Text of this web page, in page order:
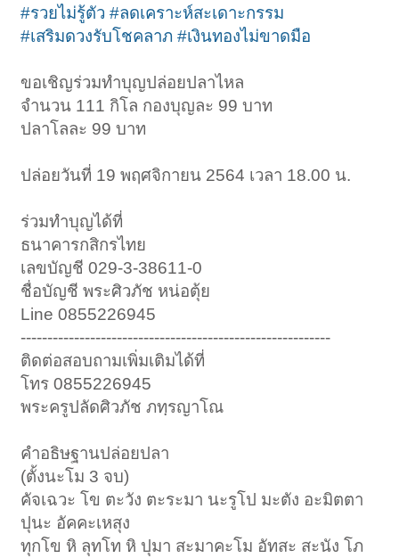
#รวยไม่รู้ตัว #ลดเคราะห์สะเดาะกรรม
#เสริมดวงรับโชคลาภ #เงินทองไม่ขาดมือ
ขอเชิญร่วมทำบุญปล่อยปลาไหล
จำนวน 111 กิโล กองบุญละ 99 บาท
ปลาโลละ 99 บาท
ปล่อยวันที่ 19 พฤศจิกายน 2564 เวลา 18.00 น.
ร่วมทำบุญได้ที่
ธนาคารกสิกรไทย
เลขบัญชี 029-3-38611-0
ชื่อบัญชี พระศิวภัช หน่อตุ้ย
Line 0855226945
----------------------------------------------------------
ติดต่อสอบถามเพิ่มเติมได้ที่
โทร 0855226945
พระครูปลัดศิวภัช ภทฺรญาโณ
คําอธิษฐานปล่อยปลา
(ตั้งนะโม 3 จบ)
คัจเฉวะ โข ตะวัง ตะระมา นะรูโป มะตัง อะมิตตา
ปุนะ อัคคะเหสุง
ทุกโข หิ ลุทโท หิ ปุมา สะมาคะโม อัทสะ สะนัง โภ